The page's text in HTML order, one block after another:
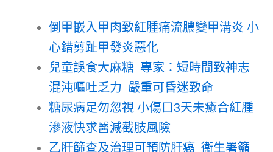
倒甲嵌入甲肉致紅腫痛流膿變甲溝炎 小
心錯剪趾甲發炎惡化
兒童誤食大麻糖 專家：短時間致神志
混沌嘔吐乏力 嚴重可昏迷致命
糖尿病足勿忽視 小傷口3天未癒合紅腫
滲液快求醫減截肢風險
乙肝篩查及治理可預防肝癌 衞生署籲